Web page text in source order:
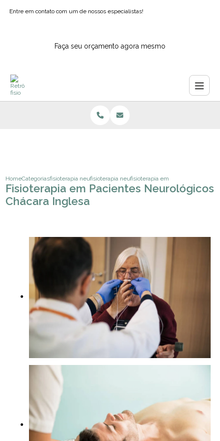
Entre em contato com um de nossos especialistas!
Faça seu orçamento agora mesmo
HomeCategoriasfisioterapia neurologicafisioterapia neurofuncional infantil
fisioterapia em pacientes
Fisioterapia em Pacientes Neurológicos
Chácara Inglesa